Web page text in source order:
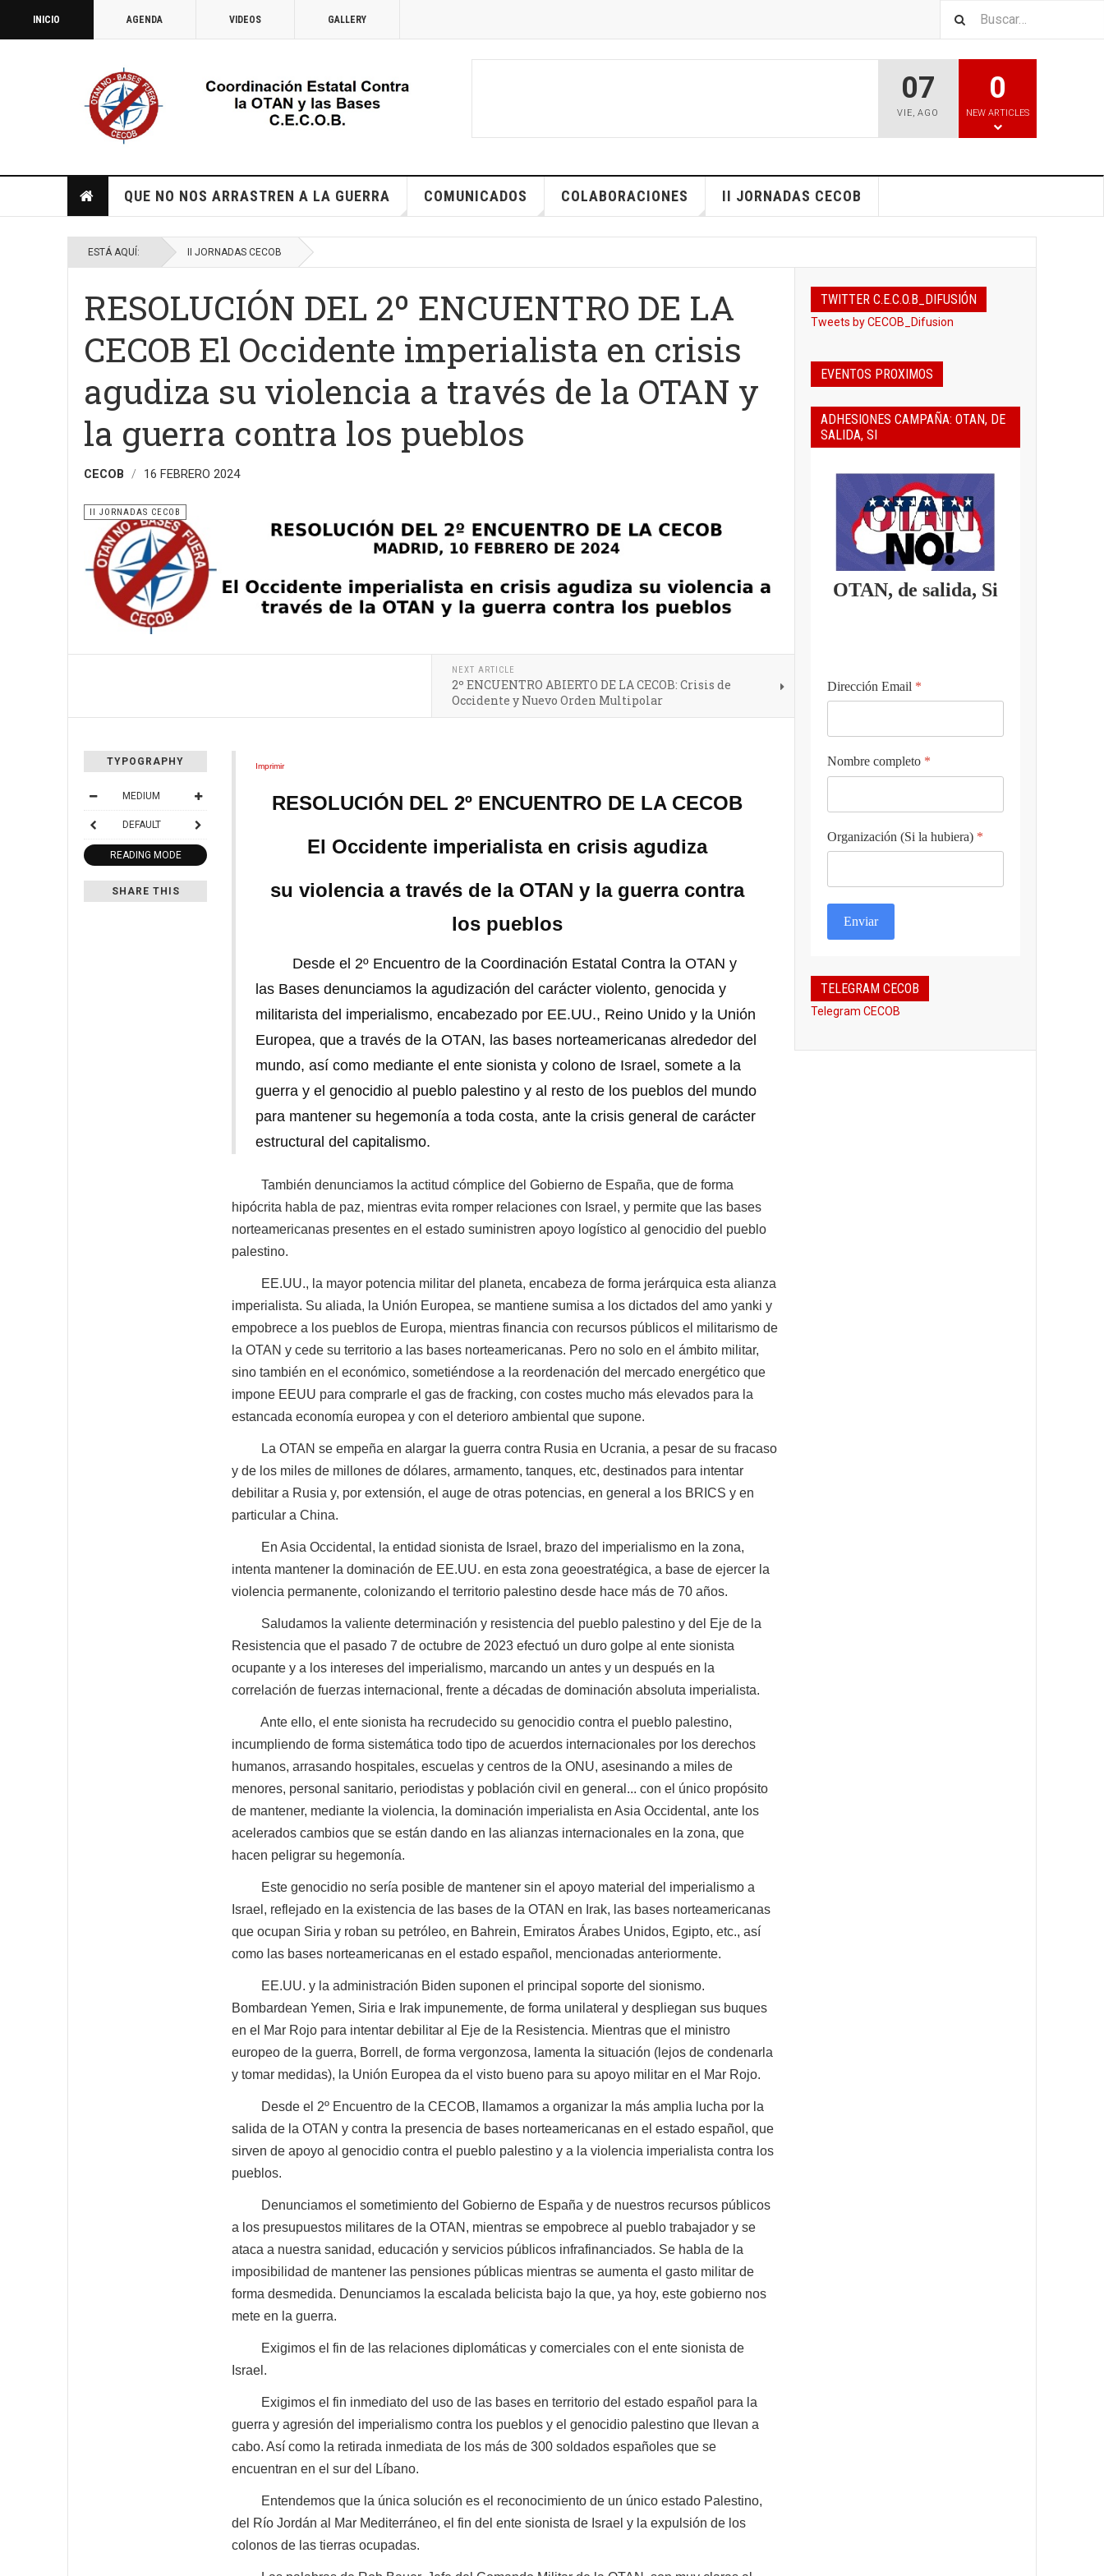
INICIO AGENDA VIDEOS GALLERY
07
VIE,AGO
0
NEW ARTICLES
QUE NO NOS ARRASTREN A LA GUERRA COMUNICADOS COLABORACIONES II JORNADAS CECOB
ESTÁ AQUÍ: II JORNADAS CECOB
RESOLUCIÓN DEL 2º ENCUENTRO DE LA
CECOB El Occidente imperialista en crisis
agudiza su violencia a través de la OTAN y
la guerra contra los pueblos
CECOB 16 FEBRERO 2024
II JORNADAS CECOB
NEXT ARTICLE
2º ENCUENTRO ABIERTO DE LA CECOB: Crisis de
Occidente y Nuevo Orden Multipolar
TYPOGRAPHY
MEDIUM
DEFAULT
READING MODE
SHARE THIS
Imprimir
RESOLUCIÓN DEL 2º ENCUENTRO DE LA CECOB
El Occidente imperialista en crisis agudiza
su violencia a través de la OTAN y la guerra contra
los pueblos
Desde el 2º Encuentro de la Coordinación Estatal Contra la OTAN y
las Bases denunciamos la agudización del carácter violento, genocida y
militarista del imperialismo, encabezado por EE.UU., Reino Unido y la Unión
Europea, que a través de la OTAN, las bases norteamericanas alrededor del
mundo, así como mediante el ente sionista y colono de Israel, somete a la
guerra y el genocidio al pueblo palestino y al resto de los pueblos del mundo
para mantener su hegemonía a toda costa, ante la crisis general de carácter
estructural del capitalismo.
También denunciamos la actitud cómplice del Gobierno de España, que de forma
hipócrita habla de paz, mientras evita romper relaciones con Israel, y permite que las bases
norteamericanas presentes en el estado suministren apoyo logístico al genocidio del pueblo
palestino.
EE.UU., la mayor potencia militar del planeta, encabeza de forma jerárquica esta alianza
imperialista. Su aliada, la Unión Europea, se mantiene sumisa a los dictados del amo yanki y
empobrece a los pueblos de Europa, mientras financia con recursos públicos el militarismo de
la OTAN y cede su territorio a las bases norteamericanas. Pero no solo en el ámbito militar,
sino también en el económico, sometiéndose a la reordenación del mercado energético que
impone EEUU para comprarle el gas de fracking, con costes mucho más elevados para la
estancada economía europea y con el deterioro ambiental que supone.
La OTAN se empeña en alargar la guerra contra Rusia en Ucrania, a pesar de su fracaso
y de los miles de millones de dólares, armamento, tanques, etc, destinados para intentar
debilitar a Rusia y, por extensión, el auge de otras potencias, en general a los BRICS y en
particular a China.
En Asia Occidental, la entidad sionista de Israel, brazo del imperialismo en la zona,
intenta mantener la dominación de EE.UU. en esta zona geoestratégica, a base de ejercer la
violencia permanente, colonizando el territorio palestino desde hace más de 70 años.
Saludamos la valiente determinación y resistencia del pueblo palestino y del Eje de la
Resistencia que el pasado 7 de octubre de 2023 efectuó un duro golpe al ente sionista
ocupante y a los intereses del imperialismo, marcando un antes y un después en la
correlación de fuerzas internacional, frente a décadas de dominación absoluta imperialista.
Ante ello, el ente sionista ha recrudecido su genocidio contra el pueblo palestino,
incumpliendo de forma sistemática todo tipo de acuerdos internacionales por los derechos
humanos, arrasando hospitales, escuelas y centros de la ONU, asesinando a miles de
menores, personal sanitario, periodistas y población civil en general... con el único propósito
de mantener, mediante la violencia, la dominación imperialista en Asia Occidental, ante los
acelerados cambios que se están dando en las alianzas internacionales en la zona, que
hacen peligrar su hegemonía.
Este genocidio no sería posible de mantener sin el apoyo material del imperialismo a
Israel, reflejado en la existencia de las bases de la OTAN en Irak, las bases norteamericanas
que ocupan Siria y roban su petróleo, en Bahrein, Emiratos Árabes Unidos, Egipto, etc., así
como las bases norteamericanas en el estado español, mencionadas anteriormente.
EE.UU. y la administración Biden suponen el principal soporte del sionismo.
Bombardean Yemen, Siria e Irak impunemente, de forma unilateral y despliegan sus buques
en el Mar Rojo para intentar debilitar al Eje de la Resistencia. Mientras que el ministro
europeo de la guerra, Borrell, de forma vergonzosa, lamenta la situación (lejos de condenarla
y tomar medidas), la Unión Europea da el visto bueno para su apoyo militar en el Mar Rojo.
Desde el 2º Encuentro de la CECOB, llamamos a organizar la más amplia lucha por la
salida de la OTAN y contra la presencia de bases norteamericanas en el estado español, que
sirven de apoyo al genocidio contra el pueblo palestino y a la violencia imperialista contra los
pueblos.
Denunciamos el sometimiento del Gobierno de España y de nuestros recursos públicos
a los presupuestos militares de la OTAN, mientras se empobrece al pueblo trabajador y se
ataca a nuestra sanidad, educación y servicios públicos infrafinanciados. Se habla de la
imposibilidad de mantener las pensiones públicas mientras se aumenta el gasto militar de
forma desmedida. Denunciamos la escalada belicista bajo la que, ya hoy, este gobierno nos
mete en la guerra.
Exigimos el fin de las relaciones diplomáticas y comerciales con el ente sionista de
Israel.
Exigimos el fin inmediato del uso de las bases en territorio del estado español para la
guerra y agresión del imperialismo contra los pueblos y el genocidio palestino que llevan a
cabo. Así como la retirada inmediata de los más de 300 soldados españoles que se
encuentran en el sur del Líbano.
Entendemos que la única solución es el reconocimiento de un único estado Palestino,
del Río Jordán al Mar Mediterráneo, el fin del ente sionista de Israel y la expulsión de los
colonos de las tierras ocupadas.
TWITTER C.E.C.O.B_DIFUSIÓN
Tweets by CECOB_Difusion
EVENTOS PROXIMOS
ADHESIONES CAMPAÑA: OTAN, DE
SALIDA, SI
OTAN, de salida, Si
Dirección Email *
Nombre completo *
Organización (Si la hubiera) *
Enviar
TELEGRAM CECOB
Telegram CECOB